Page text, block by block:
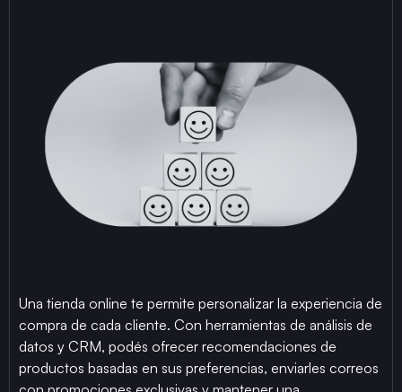
Una tienda online te permite personalizar la experiencia de
compra de cada cliente. Con herramientas de análisis de
datos y CRM, podés ofrecer recomendaciones de
productos basadas en sus preferencias, enviarles correos